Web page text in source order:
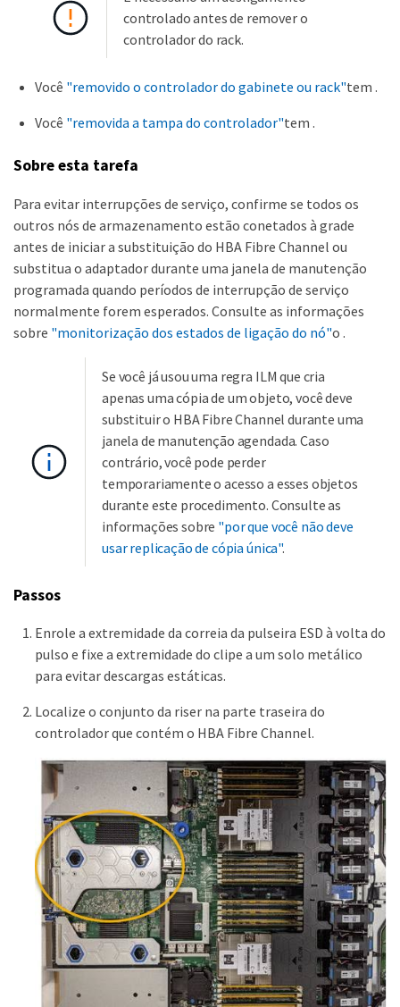
controlado antes de remover o
controlador do rack.
Você "removido o controlador do gabinete ou rack"tem .
Você "removida a tampa do controlador"tem .
Sobre esta tarefa
Para evitar interrupções de serviço, confirme se todos os
outros nós de armazenamento estão conetados à grade
antes de iniciar a substituição do HBA Fibre Channel ou
substitua o adaptador durante uma janela de manutenção
programada quando períodos de interrupção de serviço
normalmente forem esperados. Consulte as informações
sobre "monitorização dos estados de ligação do nó"o .
Se você já usou uma regra ILM que cria
apenas uma cópia de um objeto, você deve
substituir o HBA Fibre Channel durante uma
janela de manutenção agendada. Caso
contrário, você pode perder
temporariamente o acesso a esses objetos
durante este procedimento. Consulte as
informações sobre "por que você não deve
usar replicação de cópia única".
Passos
Enrole a extremidade da correia da pulseira ESD à volta do
pulso e fixe a extremidade do clipe a um solo metálico
para evitar descargas estáticas.
Localize o conjunto da riser na parte traseira do
controlador que contém o HBA Fibre Channel.